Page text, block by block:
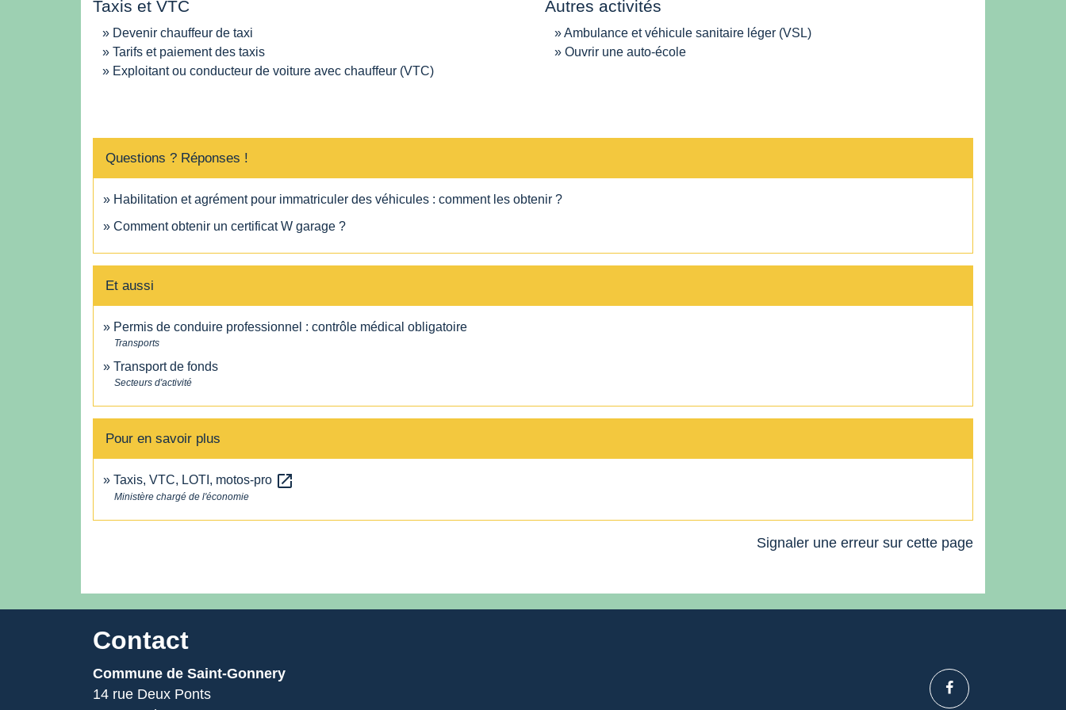
Taxis et VTC
Devenir chauffeur de taxi
Tarifs et paiement des taxis
Exploitant ou conducteur de voiture avec chauffeur (VTC)
Autres activités
Ambulance et véhicule sanitaire léger (VSL)
Ouvrir une auto-école
Questions ? Réponses !
Habilitation et agrément pour immatriculer des véhicules : comment les obtenir ?
Comment obtenir un certificat W garage ?
Et aussi
Permis de conduire professionnel : contrôle médical obligatoire
Transports
Transport de fonds
Secteurs d'activité
Pour en savoir plus
Taxis, VTC, LOTI, motos-pro open_in_new
Ministère chargé de l'économie
Signaler une erreur sur cette page
Contact
Commune de Saint-Gonnery
14 rue Deux Ponts